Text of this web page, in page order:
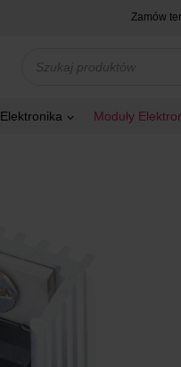
Zamów
produktów
Elektronika Moduły